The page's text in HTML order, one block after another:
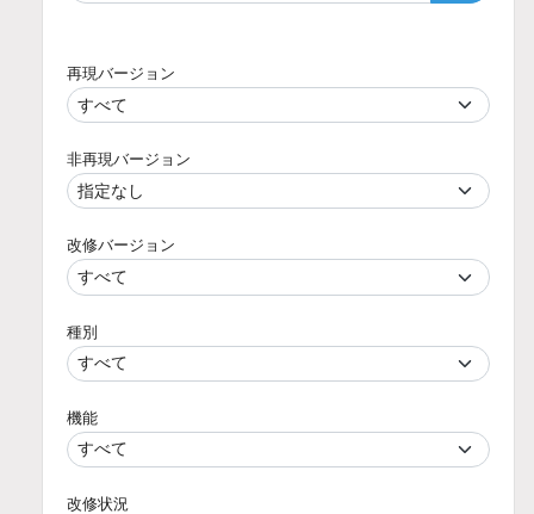
再現バージョン
非再現バージョン
改修バージョン
種別
機能
改修状況